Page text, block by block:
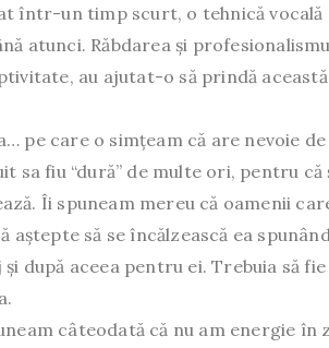
într-un timp scurt, o tehnică vocală
atunci. Răbdarea și
au ajutat-o să prindă
pe care o simțeam că are nevoie
sa fiu “dură” de multe ori, pentru
Îi spuneam mereu că oamenii
aștepte să se încălzească ea
și după aceea pentru ei. Trebuia să
câteodată că nu am energie în